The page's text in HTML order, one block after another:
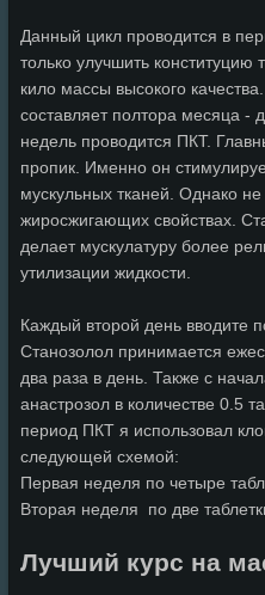
Данный цикл проводится в
только улучшить конституцию
кило массы высокого
составляет полтора месяца -
недель проводится ПКТ.
пропик. Именно он
мускульных тканей. Однако не
жиросжигающих свойствах.
делает мускулатуру более
утилизации жидкости.
Каждый второй день вводите
Станозолол принимается
два раза в день. Также с
анастрозол в количестве 0.5
период ПКТ я использовал
следующей схемой:
Первая неделя по четыре
Вторая неделя по две
Лучший курс на